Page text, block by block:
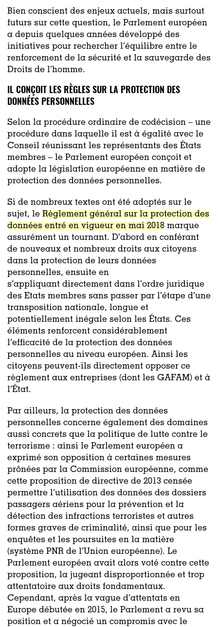
Bien conscient des enjeux actuels, mais surtout
futurs sur cette question, le Parlement européen
a depuis quelques années développé des
initiatives pour rechercher l’équilibre entre le
renforcement de la sécurité et la sauvegarde des
Droits de l’homme.
IL CONÇOIT LES RÈGLES SUR LA PROTECTION DES
DONNÉES PERSONNELLES
Selon la procédure ordinaire de codécision – une
procédure dans laquelle il est à égalité avec le
Conseil réunissant les représentants des États
membres – le Parlement européen conçoit et
adopte la législation européenne en matière de
protection des données personnelles.
Si de nombreux textes ont été adoptés sur le
sujet, le Règlement général sur la protection des
données entré en vigueur en mai 2018 marque
assurément un tournant. D’abord en conférant
de nouveaux et nombreux droits aux citoyens
dans la protection de leurs données
personnelles, ensuite en
s’appliquant directement dans l’ordre juridique
des Etats membres sans passer par l’étape d’une
transposition nationale, longue et
potentiellement inégale selon les États. Ces
éléments renforcent considérablement
l’efficacité de la protection des données
personnelles au niveau européen. Ainsi les
citoyens peuvent-ils directement opposer ce
règlement aux entreprises (dont les GAFAM) et à
l’État.
Par ailleurs, la protection des données
personnelles concerne également des domaines
aussi concrets que la politique de lutte contre le
terrorisme : ainsi le Parlement européen a
exprimé son opposition à certaines mesures
prônées par la Commission européenne, comme
cette proposition de directive de 2013 censée
permettre l’utilisation des données des dossiers
passagers aériens pour la prévention et la
détection des infractions terroristes et autres
formes graves de criminalité, ainsi que pour les
enquêtes et les poursuites en la matière
(système PNR de l’Union européenne). Le
Parlement européen avait alors voté contre cette
proposition, la jugeant disproportionnée et trop
attentatoire aux droits fondamentaux.
Cependant, après la vague d’attentats en
Europe débutée en 2015, le Parlement a revu sa
position et a négocié un compromis avec le